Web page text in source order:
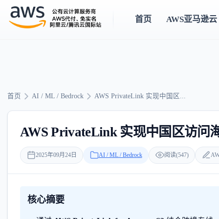
首页 AWS亚马逊云
首页 AI / ML / Bedrock AWS PrivateLink 实现中国区...
AWS PrivateLink 实现中国区访问
2025年09月24日 AI / ML / Bedrock 阅读(547)
核心摘要